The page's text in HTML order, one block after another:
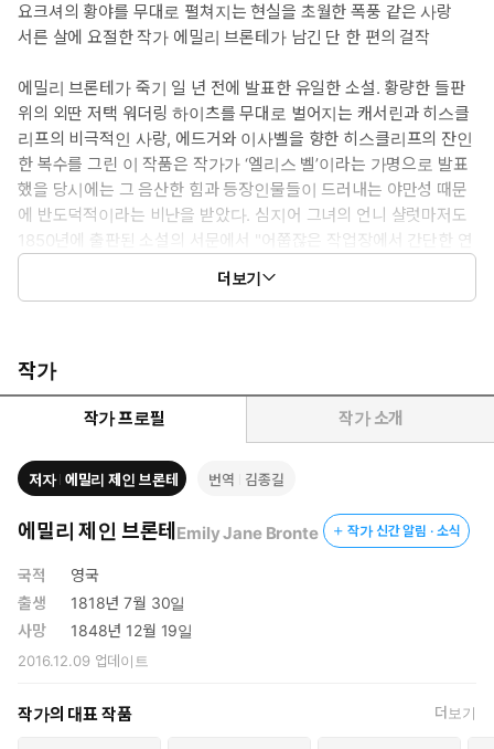
요크셔의 황야를 무대로 펼쳐지는 현실을 초월한 폭풍 같은 사랑
서른 살에 요절한 작가 에밀리 브론테가 남긴 단 한 편의 걸작
에밀리 브론테가 죽기 일 년 전에 발표한 유일한 소설. 황량한 들판
위의 외딴 저택 워더링 하이츠를 무대로 벌어지는 캐서린과 히스클
리프의 비극적인 사랑, 에드거와 이사벨을 향한 히스클리프의 잔인
한 복수를 그린 이 작품은 작가가 ‘엘리스 벨’이라는 가명으로 발표
했을 당시에는 그 음산한 힘과 등장인물들이 드러내는 야만성 때문
에 반도덕적이라는 비난을 받았다. 심지어 그녀의 언니 샬럿마저도
1850년에 출판된 소설의 서문에서 "어쭙잖은 작업장에서 간단한 연
장으로 하찮은 재료를 다듬어 만든 것"이라고 말한 바 있다. 에밀리
가 이 세상에 남긴 것은 이 한 편의 소설과 완성되지 않은 단편적인
는 빛나는 감수성과 시적이고 강렬한 필치, 그리고 새로운 문학사적
의의 때문이다. 백 년이 지난 오늘 이 소설은 셰익스피어의 『리어
왕』, 멜빌의 『백경』과도 곧잘 비교될 만큼 깊은 비극성과 시성
더보기
작가
작가 프로필 작가 소개
저자 에밀리 제인 브론테 번역 김종길
에밀리 제인 브론테 Emily Jane Bronte 작가 신간 알림 · 소식
국적
영국
출생
1818년 7월 30일
사망
1848년 12월 19일
2016.12.09 업데이트
작가의 대표 작품 더보기